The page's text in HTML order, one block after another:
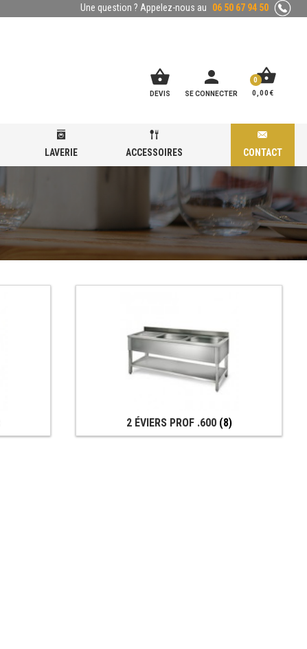
Une question ? Appelez-nous au 06 50 67 94 50
shopping_basket
DEVIS
person
SE CONNECTER
shopping_basket
0,00€
0
LAVERIE ACCESSOIRES CONTACT
2 ÉVIERS PROF .600 (8)